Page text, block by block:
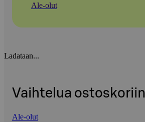
Ale-olut
Ladataan...
Vaihtelua ostoskoriin
Ale-olut